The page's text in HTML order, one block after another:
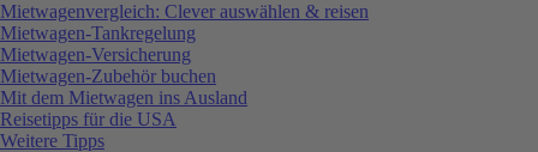
Mietwagenvergleich: Clever auswählen & reisen
Mietwagen-Tankregelung
Mietwagen-Versicherung
Mietwagen-Zubehör buchen
Mit dem Mietwagen ins Ausland
Reisetipps für die USA
Weitere Tipps